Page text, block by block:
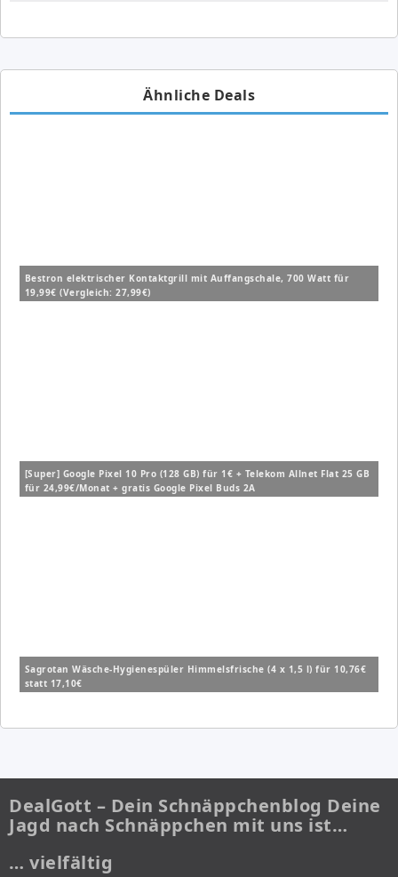
Ähnliche Deals
Bestron elektrischer Kontaktgrill mit Auffangschale, 700 Watt für
19,99€ (Vergleich: 27,99€)
[Super] Google Pixel 10 Pro (128 GB) für 1€ + Telekom Allnet Flat 25 GB
für 24,99€/Monat + gratis Google Pixel Buds 2A
Sagrotan Wäsche-Hygienespüler Himmelsfrische (4 x 1,5 l) für 10,76€
statt 17,10€
DealGott – Dein Schnäppchenblog Deine
Jagd nach Schnäppchen mit uns ist…
… vielfältig